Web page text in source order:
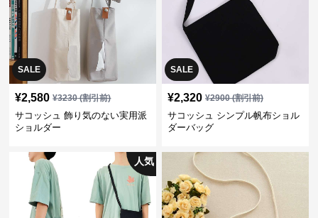
SALE
¥2,580 ¥3230(割引前)
サコッシュ 飾り気のない実用派
ショルダー
SALE
¥2,320 ¥2900(割引前)
サコッシュ シンプル帆布ショル
ダーバッグ
人気